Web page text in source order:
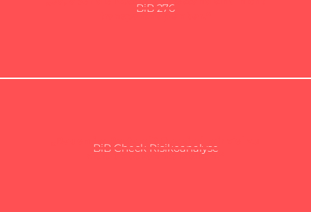
BiB 276
transparent planbar.“
BiB Check Risikoanalyse
viele unbekannte Risiken.“